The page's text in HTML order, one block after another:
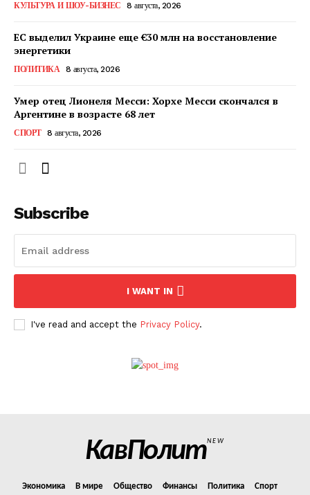
КавПолит
Контакты
КУЛЬТУРА И ШОУ-БИЗНЕС 8 августа, 2026
ЕС выделил Украине еще €30 млн на восстановление
энергетики
ПОЛИТИКА 8 августа, 2026
Умер отец Лионеля Месси: Хорхе Месси скончался в
Аргентине в возрасте 68 лет
СПОРТ 8 августа, 2026
Subscribe
I WANT IN
I've read and accept the Privacy Policy.
КавПолитNEW
Экономика В мире Общество Финансы Политика
Спорт